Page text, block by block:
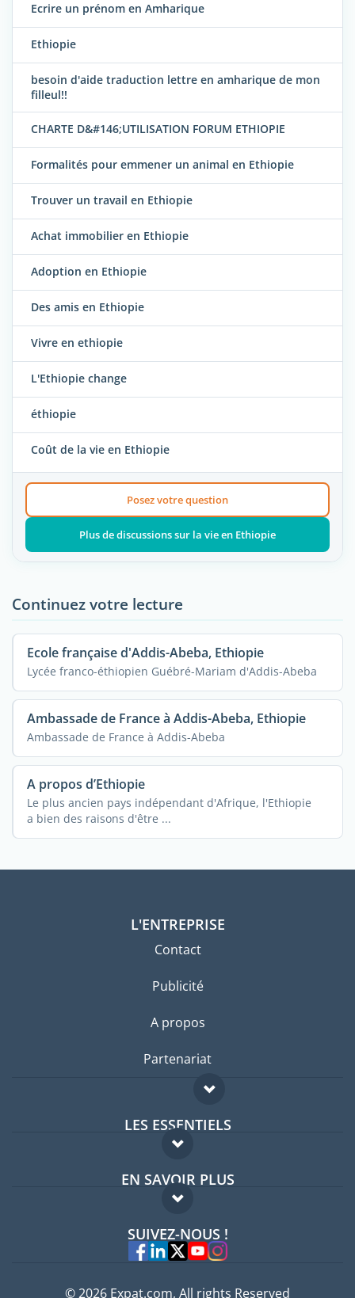
Ecrire un prénom en Amharique
Ethiopie
besoin d'aide traduction lettre en amharique de mon
filleul!!
CHARTE D&#146;UTILISATION FORUM ETHIOPIE
Formalités pour emmener un animal en Ethiopie
Trouver un travail en Ethiopie
Achat immobilier en Ethiopie
Adoption en Ethiopie
Des amis en Ethiopie
Vivre en ethiopie
L'Ethiopie change
éthiopie
Coût de la vie en Ethiopie
Posez votre question
Plus de discussions sur la vie en Ethiopie
Continuez votre lecture
Ecole française d'Addis-Abeba, Ethiopie
Lycée franco-éthiopien Guébré-Mariam d'Addis-Abeba
Ambassade de France à Addis-Abeba, Ethiopie
Ambassade de France à Addis-Abeba
A propos d’Ethiopie
Le plus ancien pays indépendant d'Afrique, l'Ethiopie
a bien des raisons d'être ...
L'ENTREPRISE
Contact
Publicité
A propos
Partenariat
LES ESSENTIELS
Forum expatriés
Guides pays
EN SAVOIR PLUS
FAQ
Experts
SUIVEZ-NOUS !
© 2026 Expat.com, All rights Reserved